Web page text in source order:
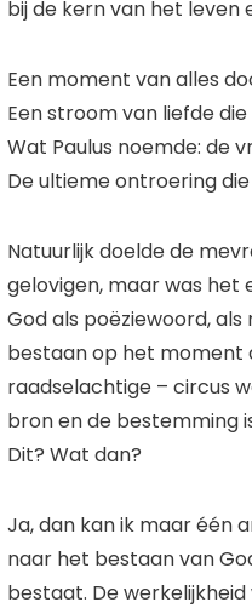
bij de kern van het leven
Een moment van alles
Een stroom van liefde
Wat Paulus noemde: de
De ultieme ontroering die
Natuurlijk doelde de
gelovigen, maar was het
God als poëziewoord,
bestaan op het moment
raadselachtige – circus
bron en de bestemming
Dit? Wat dan?
Ja, dan kan ik maar één
naar het bestaan van
bestaat. De